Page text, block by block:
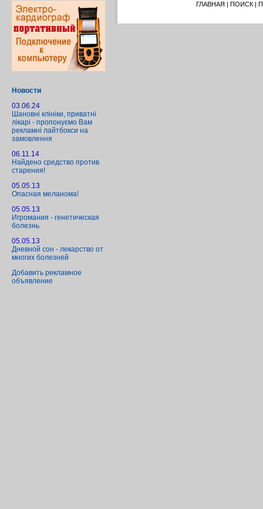
Новости
03.06.24
Шановні клініки, приватні
лікарі - пропонуємо Вам
рекламні лайтбокси на
замовлення
06.11.14
Найдено средство против
старения!
05.05.13
Опасная меланома!
05.05.13
Игромания - генетическая
болезнь
05.05.13
Дневной сон - лекарство от
многих болезней
Добавить рекламное
объявление
ГЛАВНАЯ | ПОИСК|